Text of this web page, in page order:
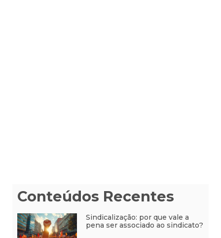
Conteúdos Recentes
Sindicalização: por que vale a
pena ser associado ao sindicato?